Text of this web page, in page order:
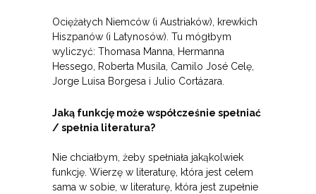
Ociężałych Niemców (i Austriaków), krewkich
Hiszpanów (i Latynosów). Tu mógłbym
wyliczyć: Thomasa Manna, Hermanna
Hessego, Roberta Musila, Camilo José Celę,
Jorge Luisa Borgesa i Julio Cortázara.
Jaką funkcję może współcześnie spełniać
/ spełnia literatura?
Nie chciałbym, żeby spełniała jakąkolwiek
funkcję. Wierzę w literaturę, która jest celem
sama w sobie, w literaturę, która jest zupełnie